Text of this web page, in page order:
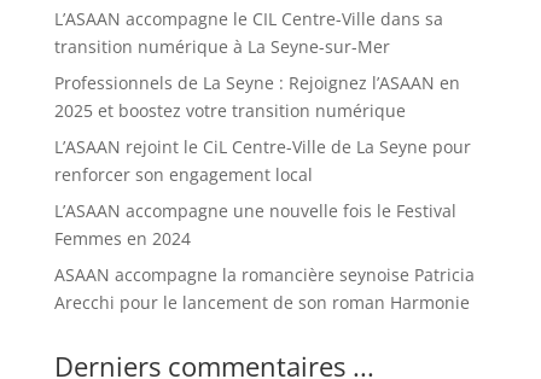
L’ASAAN accompagne le CIL Centre-Ville dans sa
transition numérique à La Seyne-sur-Mer
Professionnels de La Seyne : Rejoignez l’ASAAN en
2025 et boostez votre transition numérique
L’ASAAN rejoint le CiL Centre-Ville de La Seyne pour
renforcer son engagement local
L’ASAAN accompagne une nouvelle fois le Festival
Femmes en 2024
ASAAN accompagne la romancière seynoise Patricia
Arecchi pour le lancement de son roman Harmonie
Derniers commentaires ...